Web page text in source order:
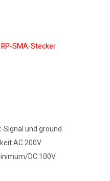
SMA-Stecker
Signal und ground
AC 200V
DC 100V